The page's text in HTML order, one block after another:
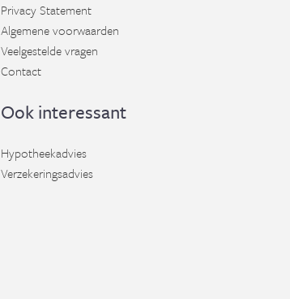
Privacy Statement
Algemene voorwaarden
Veelgestelde vragen
Contact
Ook interessant
Hypotheekadvies
Verzekeringsadvies